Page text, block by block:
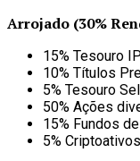
Arrojado (30%
15% Tesouro
10% Títulos
5% Tesouro
50% Ações
15% Fundos
5%